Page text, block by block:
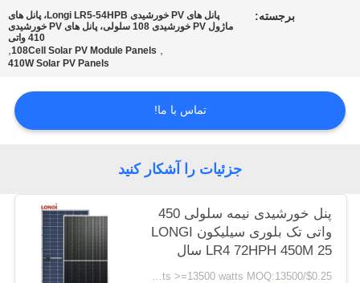
PRIVACY
برجسته:
پانل های PV خورشیدی Longi LR5-54HPB، پانل های
ماژول PV خورشیدی 108 سلولی، پانل های PV خورشیدی
410 واتی
,
108Cell Solar PV Module Panels
,
410W Solar PV Panels
تماس با ما!
جزئیات را آشکار کنید
پنل خورشیدی نیمه سلولی 450
واتی تک بلوری سیلیکون LONGI
LR4 72HPH 450M 25 سال
گارانتی
$0.25/watts >=13500 watts MOQ:13500 وات